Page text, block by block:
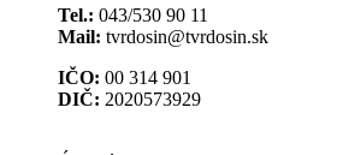
Tel.: 043/530 90 11
Mail: tvrdosin@tvrdosin.sk
IČO: 00 314 901
DIČ: 2020573929